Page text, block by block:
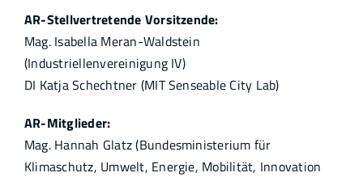
AR-Stellvertretende Vorsitzende:
Mag. Isabella Meran-Waldstein
(Industriellenvereinigung IV)
DI Katja Schechtner (MIT Senseable City Lab)
AR-Mitglieder:
Mag. Hannah Glatz (Bundesministerium für
Klimaschutz, Umwelt, Energie, Mobilität, Innovation